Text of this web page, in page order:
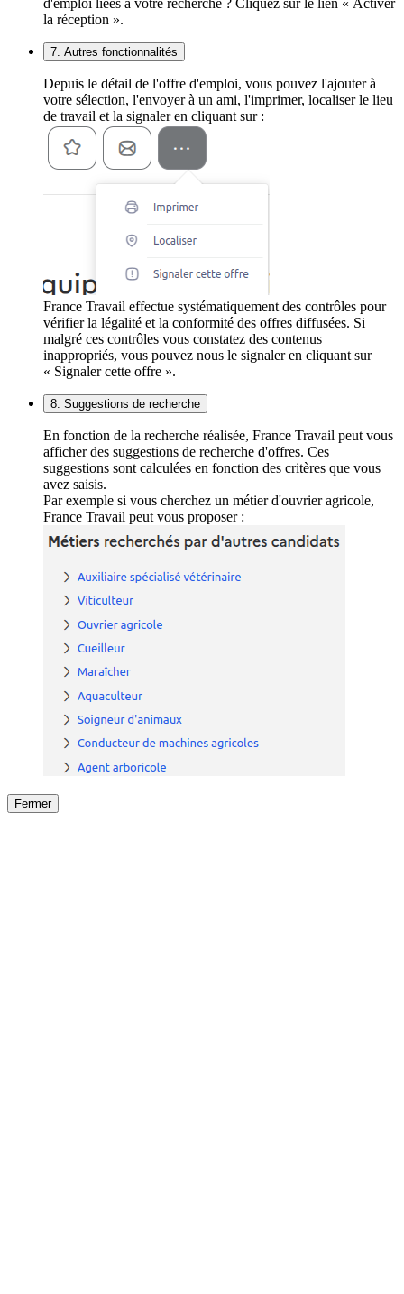
d'emploi liées à votre recherche ? Cliquez sur le lien « Activer
la réception ».
7. Autres fonctionnalités
Depuis le détail de l'offre d'emploi, vous pouvez l'ajouter à
votre sélection, l'envoyer à un ami, l'imprimer, localiser le lieu
de travail et la signaler en cliquant sur :
France Travail effectue systématiquement des contrôles pour
vérifier la légalité et la conformité des offres diffusées. Si
malgré ces contrôles vous constatez des contenus
inappropriés, vous pouvez nous le signaler en cliquant sur
« Signaler cette offre ».
8. Suggestions de recherche
En fonction de la recherche réalisée, France Travail peut vous
afficher des suggestions de recherche d'offres. Ces
suggestions sont calculées en fonction des critères que vous
avez saisis.
Par exemple si vous cherchez un métier d'ouvrier agricole,
France Travail peut vous proposer :
Fermer